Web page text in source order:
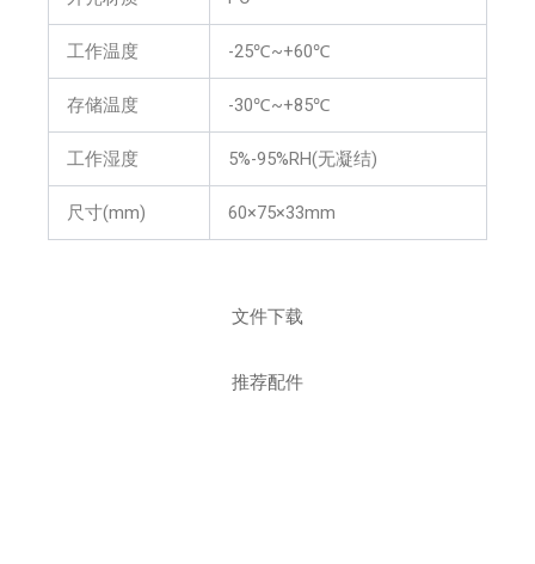
文件下载
推荐配件
工作温度 -25℃~+60℃
存储温度 -30℃~+85℃
工作湿度 5%-95%RH(无凝结)
尺寸(mm) 60×75×33mm